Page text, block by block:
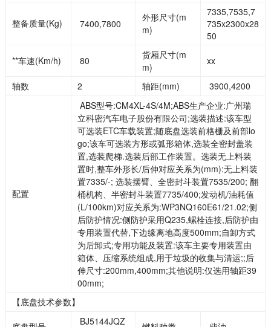
整备质量(Kg) 7400,7800
外形尺寸(m
m)
7335,7535,7
735x2300x28
50
**车速(Km/h) 80
货厢尺寸(m
m)
xx
轴数 2 轴距(mm) 3900,4200
配置
ABS型号:CM4XL-4S/4M;ABS生产企业:广州瑞
立科密汽车电子股份有限公司;选装描述:该车型
可选装ETC车载装置;随底盘选装前格栅及前部lo
go;该车可选装方形或弧形箱体,选装全密封盖装
置,选装爬梯.选装后部工作装置。选装无上料装
置时,整车外形长/后伸对应关系为(mm):无上料装
置7335/-; 选装摆臂、全密封斗装置7535/200; 翻
桶机构、半密封斗装置7735/400;发动机/油耗值
(L/100km)对应关系为:WP3NQ160E61/21.02;侧
后防护情况:侧防护采用Q235,螺栓连接,后防护由
专用装置代替,下边缘离地高度500mm;自卸方式
为后卸式;专用功能及装置:该车主要专用装置由
箱体、压缩系统组成,用于垃圾的收集与清运;;后
伸尺寸:200mm,400mm;其他说明:仅选用轴距39
00mm;
【底盘技术参数】
BJ5144JQZ